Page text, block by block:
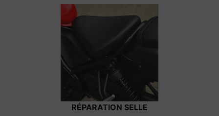
RÉPARATION SELLE